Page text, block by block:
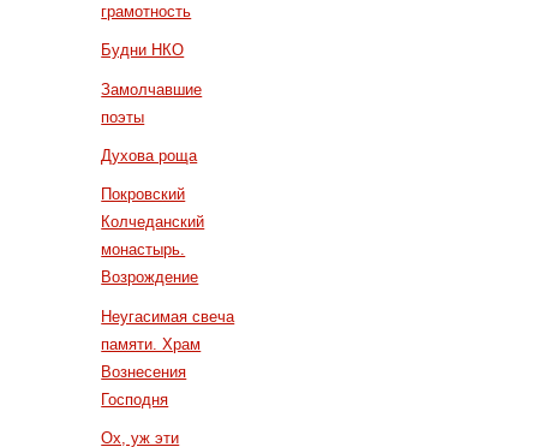
грамотность
Будни НКО
Замолчавшие
поэты
Духова роща
Покровский
Колчеданский
монастырь.
Возрождение
Неугасимая свеча
памяти. Храм
Вознесения
Господня
Ох, уж эти